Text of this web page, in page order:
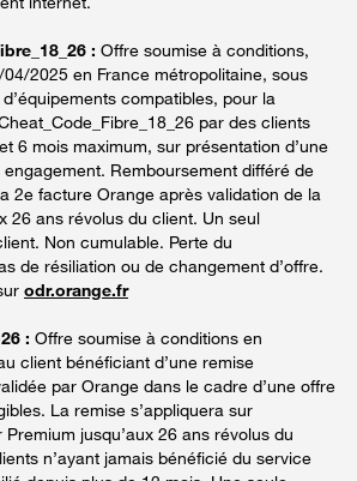
: Offre soumise à conditions,
2025 en France métropolitaine, sous
compatibles, pour la
par des clients
6 mois maximum, sur présentation d’une
engagement. Remboursement différé de
2e facture Orange après validation de la
26 ans révolus du client. Un seul
Non cumulable. Perte du
de résiliation ou de changement d’offre.
odr.orange.fr
: Offre soumise à conditions en
client bénéficiant d’une remise
par Orange dans le cadre d’une offre
La remise s’appliquera sur
Premium jusqu’aux 26 ans révolus du
n’ayant jamais bénéficié du service